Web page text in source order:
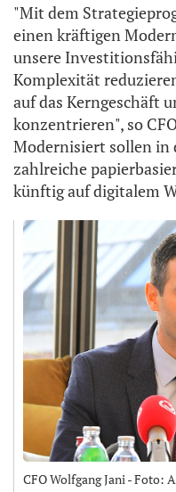
"Mit dem
einen kräftigen
unsere
Komplexität
auf das Kerngeschäft
konzentrieren", so
Modernisiert sollen in
zahlreiche
künftig auf digitalem
CFO Wolfgang Jani - Foto: